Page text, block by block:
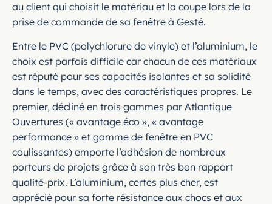
au client qui choisit le matériau et la coupe lors de la
prise de commande de sa fenêtre à Gesté.
Entre le PVC (polychlorure de vinyle) et l’aluminium, le
choix est parfois difficile car chacun de ces matériaux
est réputé pour ses capacités isolantes et sa solidité
dans le temps, avec des caractéristiques propres. Le
premier, décliné en trois gammes par Atlantique
Ouvertures (« avantage éco », « avantage
performance » et gamme de fenêtre en PVC
coulissantes) emporte l’adhésion de nombreux
porteurs de projets grâce à son très bon rapport
qualité-prix. L’aluminium, certes plus cher, est
apprécié pour sa forte résistance aux chocs et aux